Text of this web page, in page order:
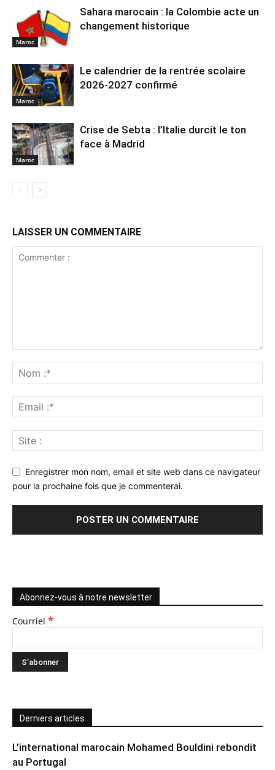
Maroc
Sahara marocain : la Colombie acte un
changement historique
Maroc
Le calendrier de la rentrée scolaire
2026-2027 confirmé
Maroc
Crise de Sebta : l’Italie durcit le ton
face à Madrid
LAISSER UN COMMENTAIRE
Enregistrer mon nom, email et site web dans ce navigateur
pour la prochaine fois que je commenterai.
Abonnez-vous à notre newsletter
Courriel *
Derniers articles
L’international marocain Mohamed Bouldini rebondit
au Portugal